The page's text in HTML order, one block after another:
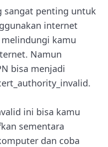
sangat penting untuk
internet
kamu
Namun
bisa menjadi
ini bisa kamu
sementara
dan coba